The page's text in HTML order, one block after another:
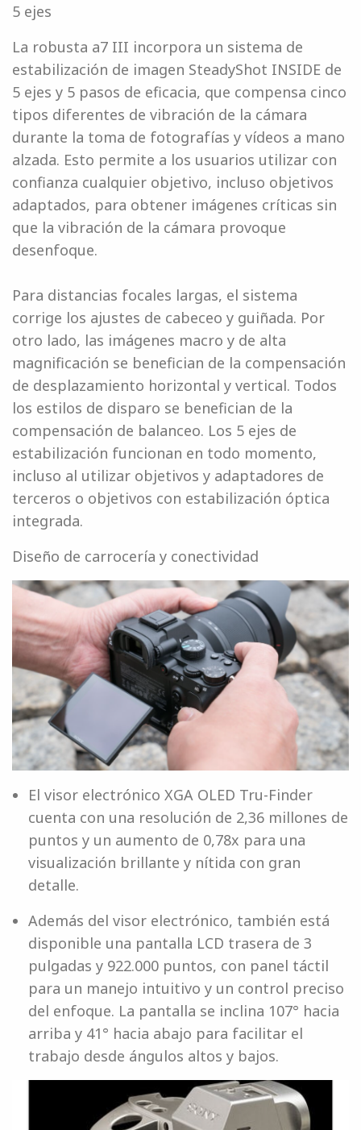
5 ejes
La robusta a7 III incorpora un sistema de
estabilización de imagen SteadyShot INSIDE de
5 ejes y 5 pasos de eficacia, que compensa cinco
tipos diferentes de vibración de la cámara
durante la toma de fotografías y vídeos a mano
alzada. Esto permite a los usuarios utilizar con
confianza cualquier objetivo, incluso objetivos
adaptados, para obtener imágenes críticas sin
que la vibración de la cámara provoque
desenfoque.
Para distancias focales largas, el sistema
corrige los ajustes de cabeceo y guiñada. Por
otro lado, las imágenes macro y de alta
magnificación se benefician de la compensación
de desplazamiento horizontal y vertical. Todos
los estilos de disparo se benefician de la
compensación de balanceo. Los 5 ejes de
estabilización funcionan en todo momento,
incluso al utilizar objetivos y adaptadores de
terceros o objetivos con estabilización óptica
integrada.
Diseño de carrocería y conectividad
El visor electrónico XGA OLED Tru-Finder
cuenta con una resolución de 2,36 millones de
puntos y un aumento de 0,78x para una
visualización brillante y nítida con gran
detalle.
Además del visor electrónico, también está
disponible una pantalla LCD trasera de 3
pulgadas y 922.000 puntos, con panel táctil
para un manejo intuitivo y un control preciso
del enfoque. La pantalla se inclina 107° hacia
arriba y 41° hacia abajo para facilitar el
trabajo desde ángulos altos y bajos.